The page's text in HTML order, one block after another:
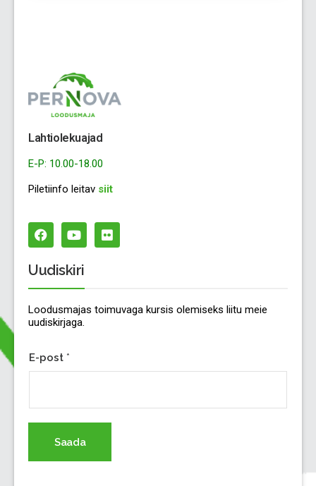
Lahtiolekuajad
E-P: 10.00-18.00
Piletiinfo leitav siit
Uudiskiri
Loodusmajas toimuvaga kursis olemiseks liitu meie
uudiskirjaga.
E-post *
Saada